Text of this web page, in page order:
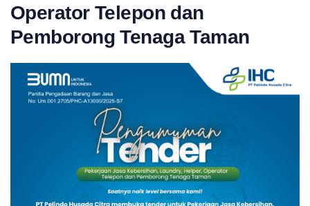
Operator Telepon dan
Pemborong Tenaga Taman